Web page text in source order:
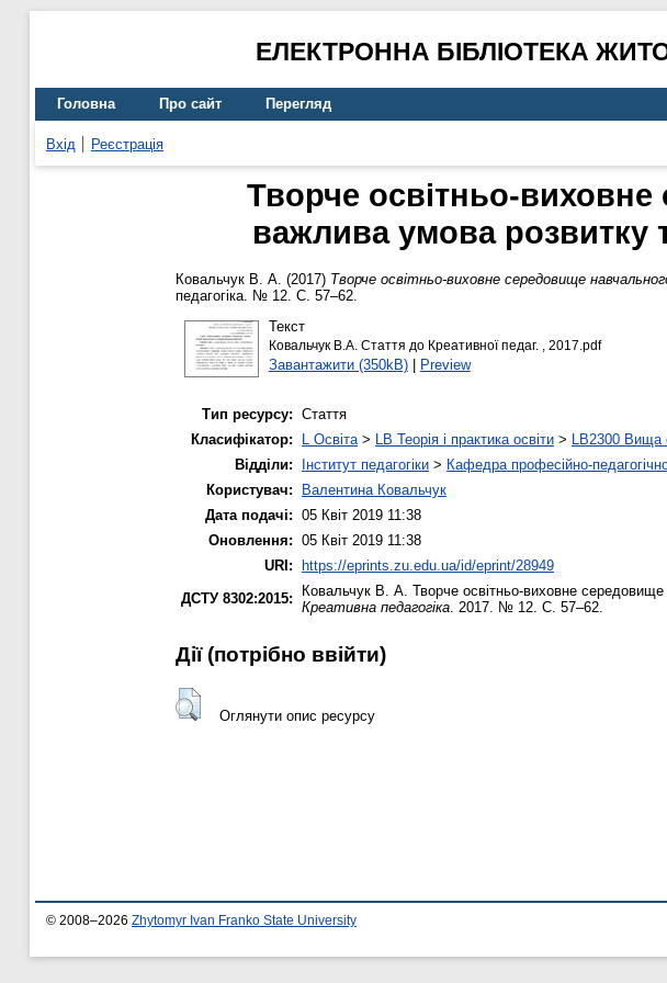
ЕЛЕКТРОННА БІБЛІОТЕКА
Головна Про сайт Перегляд
Вхід Реєстрація
Творче освітньо-
важлива умова розвитку
Ковальчук В. А. (2017) Творче освітньо-виховне середовище
педагогіка. № 12. С. 57–62.
Текст
Ковальчук В.А. Стаття до Креативної педаг. , 2017.pdf
Завантажити (350kB)| Preview
Тип ресурсу: Стаття
Класифікатор:
L Освіта> LB Теорія і практика освіти > LB2300 Вища
Відділи:
Інститут педагогіки > Кафедра професійно-
Користувач:
Валентина Ковальчук
Дата подачі: 05 Квіт 2019 11:38
Оновлення: 05 Квіт 2019 11:38
URI:
https://eprints.zu.edu.ua/id/eprint/28949
ДСТУ 8302:2015:
Ковальчук В. А. Творче освітньо-виховне
Креативна педагогіка. 2017. № 12. С. 57–62.
Дії ​​(потрібно ввійти)
Оглянути опис ресурсу
© 2008–2026 Zhytomyr Ivan Franko State University